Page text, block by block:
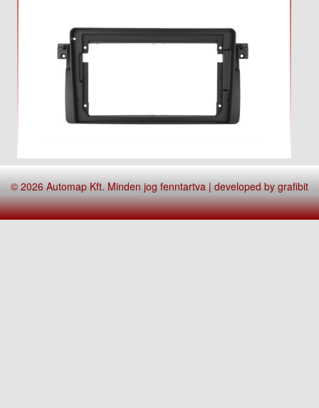
© 2026 Automap Kft. Minden jog fenntartva | developed bygrafibit